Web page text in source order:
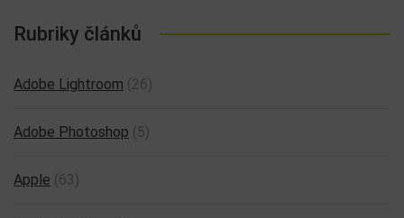
Rubriky článků
Adobe Lightroom (26)
Adobe Photoshop (5)
Apple (63)